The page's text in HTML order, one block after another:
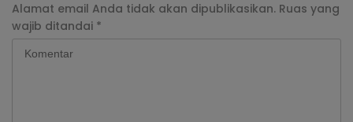
Alamat email Anda tidak akan dipublikasikan. Ruas yang
wajib ditandai *